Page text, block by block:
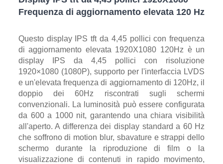
Frequenza di aggiornamento elevata 120 Hz
Questo display IPS tft da 4,45 pollici con frequenza
di aggiornamento elevata 1920X1080 120Hz è un
display IPS da 4,45 pollici con risoluzione
1920×1080 (1080P), supporto per l'interfaccia LVDS
e un'elevata frequenza di aggiornamento di 120Hz, il
doppio dei 60Hz riscontrati sugli schermi
convenzionali. La luminosità può essere configurata
da 600 a 1000 nit, garantendo una chiara visibilità
all'aperto. A differenza dei display standard a 60 Hz
che soffrono di motion blur, sbavature e strappi dello
schermo durante la riproduzione di film o la
visualizzazione di contenuti in rapido movimento,